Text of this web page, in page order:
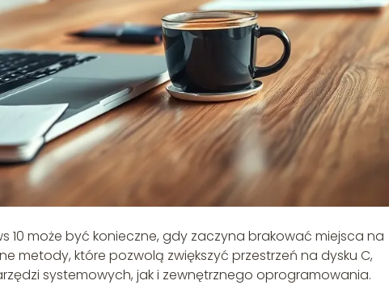
10 może być konieczne, gdy zaczyna brakować miejsca na
metody, które pozwolą zwiększyć przestrzeń na dysku C,
systemowych, jak i zewnętrznego oprogramowania.